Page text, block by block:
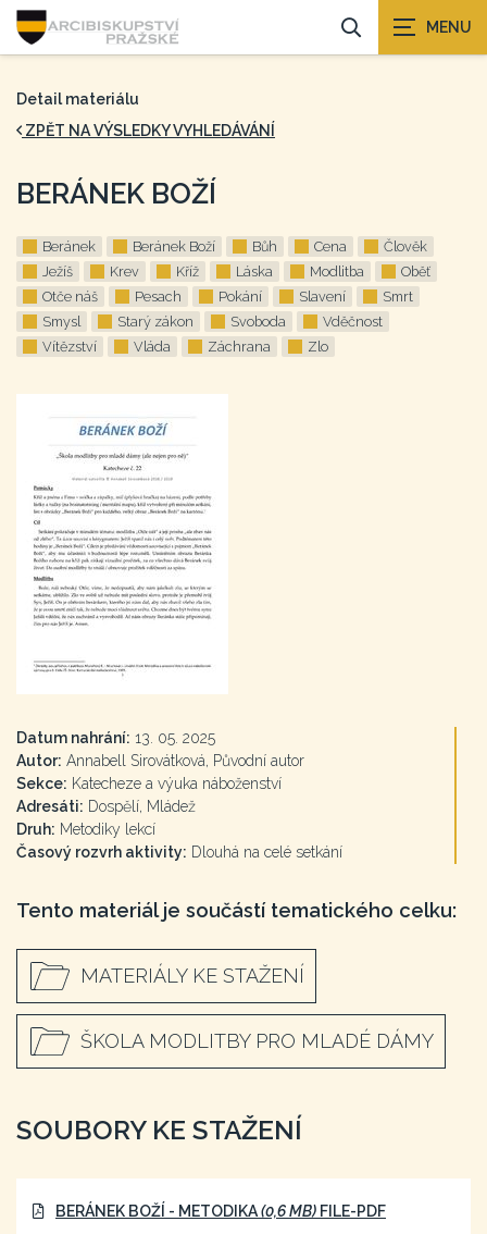
Detail materiálu
ZPĚT NA VÝSLEDKY VYHLEDÁVÁNÍ
BERÁNEK BOŽÍ
Beránek Beránek Boží Bůh Cena
Člověk
Ježíš
Krev Kříž Láska Modlitba
Oběť
Otče náš
Pesach Pokání Slavení
Smrt
Smysl
Starý zákon Svoboda
Vděčnost
Vítězství
Vláda Záchrana Zlo
Datum nahrání: 13. 05. 2025
Autor: Annabell Sirovátková, Původní autor
Sekce: Katecheze a výuka náboženství
Adresáti: Dospělí, Mládež
Druh: Metodiky lekcí
Časový rozvrh aktivity: Dlouhá na celé setkání
Tento materiál je součástí tematického celku:
MATERIÁLY KE STAŽENÍ
ŠKOLA MODLITBY PRO MLADÉ DÁMY
SOUBORY KE STAŽENÍ
BERÁNEK BOŽÍ - METODIKA(0,6 MB) FILE-PDF